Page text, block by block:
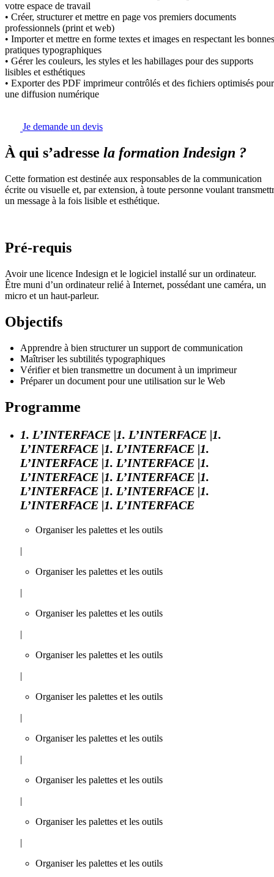
votre espace de travail
• Créer, structurer et mettre en page vos premiers documents
professionnels (print et web)
• Importer et mettre en forme textes et images en respectant les bonnes
pratiques typographiques
• Gérer les couleurs, les styles et les habillages pour des supports
lisibles et esthétiques
• Exporter des PDF imprimeur contrôlés et des fichiers optimisés pour
une diffusion numérique
Je demande un devis
À qui s’adresse la formation Indesign ?
Cette formation est destinée aux responsables de la communication
écrite ou visuelle et, par extension, à toute personne voulant
un message à la fois lisible et esthétique.
Pré-requis
Avoir une licence Indesign et le logiciel installé sur un ordinateur.
Être muni d’un ordinateur relié à Internet, possédant une caméra, un
micro et un haut-parleur.
Objectifs
Apprendre à bien structurer un support de communication
Maîtriser les subtilités typographiques
Vérifier et bien transmettre un document à un imprimeur
Préparer un document pour une utilisation sur le Web
Programme
1. L’INTERFACE |1. L’INTERFACE |1.
L’INTERFACE |1. L’INTERFACE |1.
L’INTERFACE |1. L’INTERFACE |1.
L’INTERFACE |1. L’INTERFACE |1.
L’INTERFACE |1. L’INTERFACE |1.
L’INTERFACE |1. L’INTERFACE
Organiser les palettes et les outils
|
Organiser les palettes et les outils
|
Organiser les palettes et les outils
|
Organiser les palettes et les outils
|
Organiser les palettes et les outils
|
Organiser les palettes et les outils
|
Organiser les palettes et les outils
|
Organiser les palettes et les outils
|
Organiser les palettes et les outils